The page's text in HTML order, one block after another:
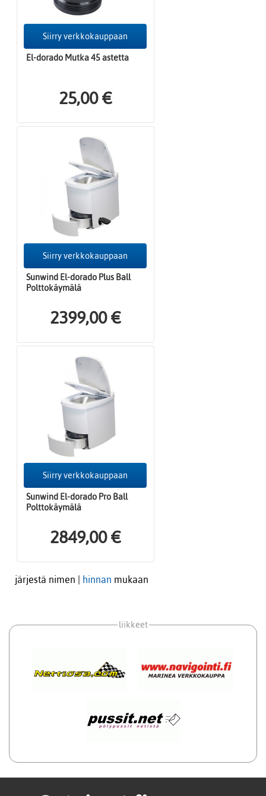
Siirry verkkokauppaan
El-dorado Mutka 45 astetta
25,00 €
Siirry verkkokauppaan
Sunwind El-dorado Plus Ball
Polttokäymälä
2399,00 €
Siirry verkkokauppaan
Sunwind El-dorado Pro Ball
Polttokäymälä
2849,00 €
järjestä nimen | hinnan mukaan
liikkeet